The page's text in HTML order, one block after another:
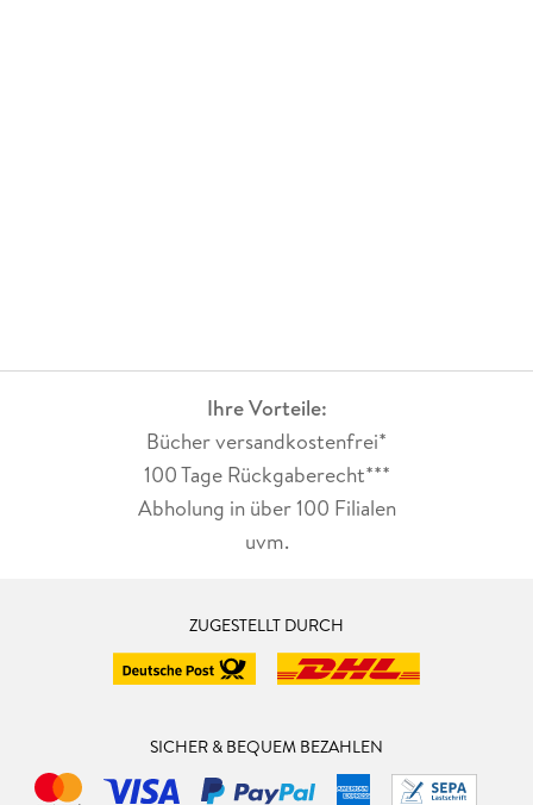
Ihre Vorteile:
Bücher versandkostenfrei*
100 Tage Rückgaberecht***
Abholung in über 100 Filialen
uvm.
ZUGESTELLT DURCH
SICHER & BEQUEM BEZAHLEN